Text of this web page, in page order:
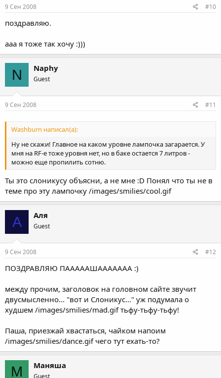
9 Сен 2008 #10
поздравляю.
ааа я тоже так хочу :)))
N Naphy
Guest
9 Сен 2008 #11
Washburn написал(а):
Ну не скажи! Главное на каком уровне лампочка загарается. У
мня на RF-е тоже уровня нет, но в баке остается 7 литров -
можно еще пропилить сотню.
Ты это слоникусу объясни, а не мне :D Понял что ты не в
теме про эту лампочку /images/smilies/cool.gif
А Аля
Guest
9 Сен 2008 #12
ПОЗДРАВЛЯЮ ПАААААШААААААА :)
между прочим, заголовок на головном сайте звучит
двусмысленно... "вот и Слоникус..." уж подумала о
худшем /images/smilies/mad.gif тьфу-тьфу-тьфу!
Паша, приезжай хвастаться, чайком напоим
/images/smilies/dance.gif чего тут ехать-то?
М Маняша
Guest